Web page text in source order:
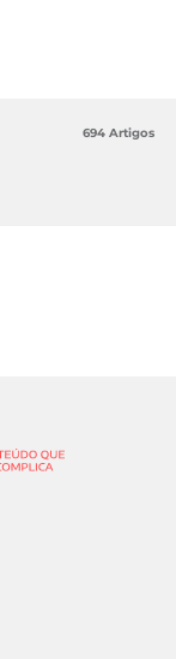
694 Artigos